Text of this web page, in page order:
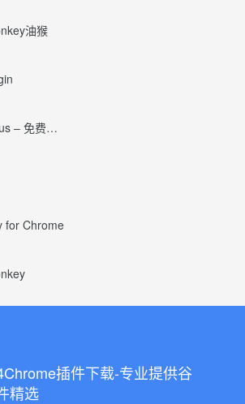
油猴
Adblock Plus – 免费的广告拦截器
for Chrome
插件下载-专业提供谷
精选